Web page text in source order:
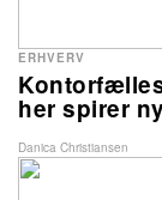
her spirer
ERHVERV
Danica Christiansen